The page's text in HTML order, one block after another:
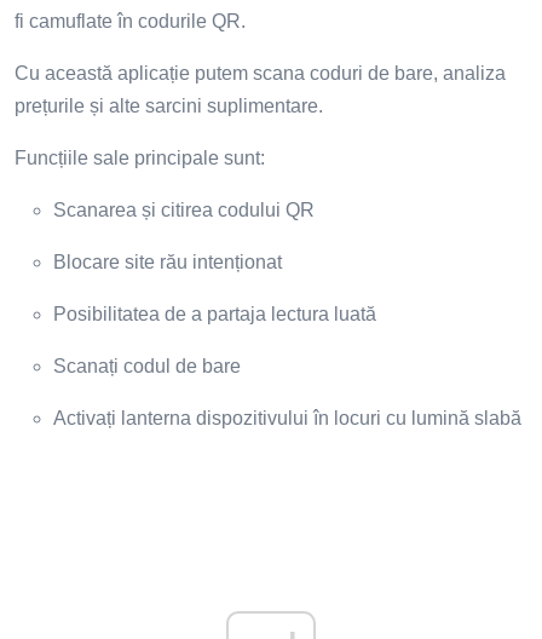
fi camuflate în codurile QR.
Cu această aplicație putem scana coduri de bare, analiza
prețurile și alte sarcini suplimentare.
Funcțiile sale principale sunt:
Scanarea și citirea codului QR
Blocare site rău intenționat
Posibilitatea de a partaja lectura luată
Scanați codul de bare
Activați lanterna dispozitivului în locuri cu lumină slabă